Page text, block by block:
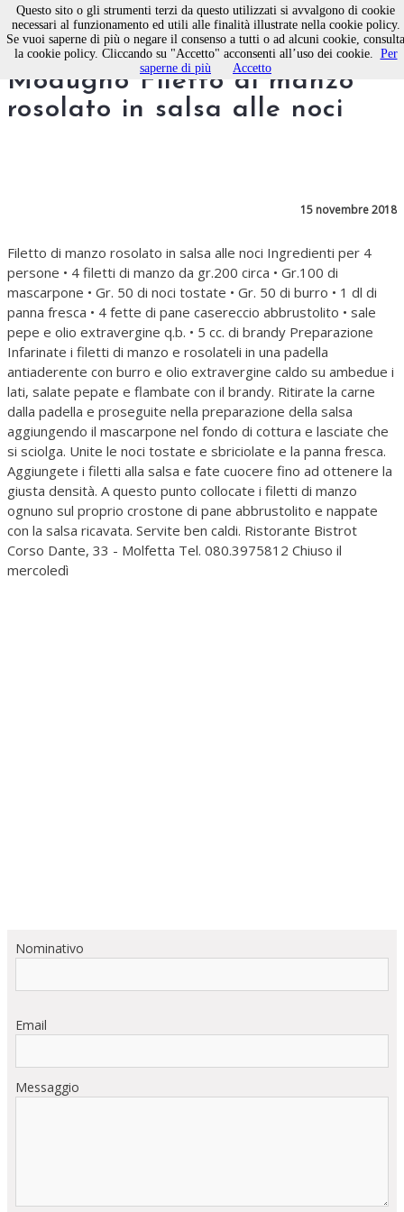
La ricetta dello chef Nicola
Modugno Filetto di manzo
rosolato in salsa alle noci
15 novembre 2018
Filetto di manzo rosolato in salsa alle noci Ingredienti per 4
persone • 4 filetti di manzo da gr.200 circa • Gr.100 di
mascarpone • Gr. 50 di noci tostate • Gr. 50 di burro • 1 dl di
panna fresca • 4 fette di pane casereccio abbrustolito • sale
pepe e olio extravergine q.b. • 5 cc. di brandy Preparazione
Infarinate i filetti di manzo e rosolateli in una padella
antiaderente con burro e olio extravergine caldo su ambedue i
lati, salate pepate e flambate con il brandy. Ritirate la carne
dalla padella e proseguite nella preparazione della salsa
aggiungendo il mascarpone nel fondo di cottura e lasciate che
si sciolga. Unite le noci tostate e sbriciolate e la panna fresca.
Aggiungete i filetti alla salsa e fate cuocere fino ad ottenere la
giusta densità. A questo punto collocate i filetti di manzo
ognuno sul proprio crostone di pane abbrustolito e nappate
con la salsa ricavata. Servite ben caldi. Ristorante Bistrot
Corso Dante, 33 - Molfetta Tel. 080.3975812 Chiuso il
mercoledì
Nominativo
Email
Messaggio
Questo sito o gli strumenti terzi da questo utilizzati si avvalgono di cookie
necessari al funzionamento ed utili alle finalità illustrate nella cookie policy.
Se vuoi saperne di più o negare il consenso a tutti o ad alcuni cookie, consulta
la cookie policy. Cliccando su "Accetto" acconsenti all’uso dei cookie. Per
saperne di più
Accetto